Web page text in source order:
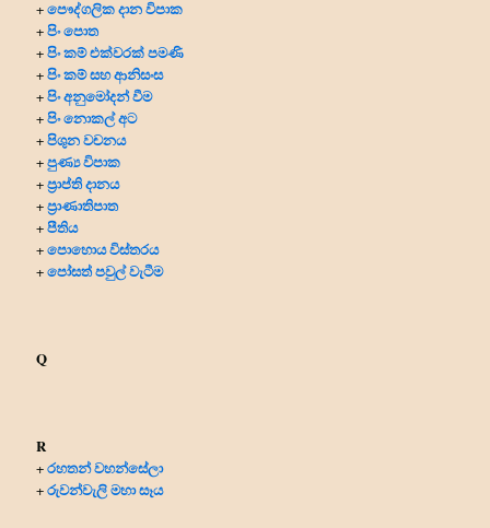
+පෞද්ගලික දාන විපාක
+පිං පොත
+පිං කම් එක්වරක් පමණි
+පිං කම් සහ ආනිසංස
+පිං අනුමෝදන් වීම
+පිං නොකල් අට
+පිශුන වචනය
+පුණ්‍ය විපාක
+ප්‍රාප්ති දානය
+ප්‍රාණාතිපාත
+පීතිය
+පොහොය විස්තරය
+පෝසත් පවුල් වැටීම
Q
R
+රහතන් වහන්සේලා
+රුවන්වැලි මහා සෑය